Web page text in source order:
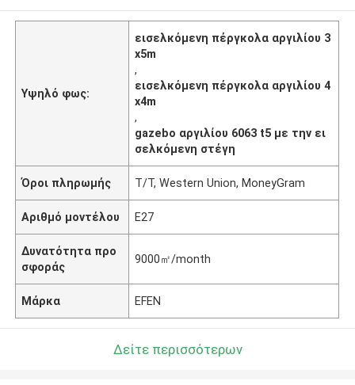
Υψηλό φως:
εισελκόμενη πέργκολα αργιλίου 3
x5m
,
εισελκόμενη πέργκολα αργιλίου 4
x4m
,
gazebo αργιλίου 6063 t5 με την ει
σελκόμενη στέγη
Όροι πληρωμής T/T, Western Union, MoneyGram
Αριθμό μοντέλου E27
Δυνατότητα προ
σφοράς
9000㎡/month
Μάρκα EFEN
Δείτε περισσότερων